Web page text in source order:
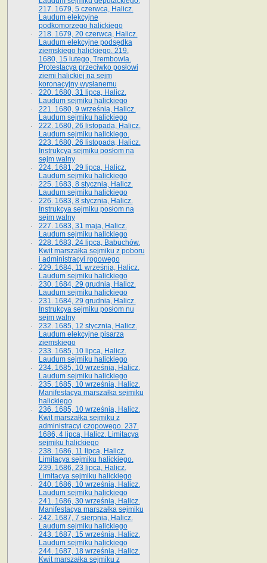
217. 1679, 5 czerwca, Halicz.
Laudum elekcyjne
podkomorzego halickiego
218. 1679, 20 czerwca, Halicz.
Laudum elekcyjne podsędka
ziemskiego halickiego. 219.
1680, 15 lutego, Trembowla.
Protestacya przeciwko posłowi
ziemi halickiej na sejm
koronacyjny wysłanemu
220. 1680, 31 lipca, Halicz.
Laudum sejmiku halickiego
221. 1680, 9 września, Halicz.
Laudum sejmiku halickiego
222. 1680, 26 listopada, Halicz.
Laudum sejmiku halickiego.
223. 1680, 26 listopada, Halicz.
Instrukcya sejmiku posłom na
sejm walny
224. 1681, 29 lipca, Halicz.
Laudum sejmiku halickiego
225. 1683, 8 stycznia, Halicz.
Laudum sejmiku halickiego
226. 1683, 8 stycznia, Halicz.
Instrukcya sejmiku posłom na
sejm walny
227. 1683, 31 maja, Halicz.
Laudum sejmiku halickiego
228. 1683, 24 lipca, Babuchów.
Kwit marszałka sejmiku z poboru
i administracyi rogowego
229. 1684, 11 września, Halicz.
Laudum sejmiku halickiego
230. 1684, 29 grudnia, Halicz.
Laudum sejmiku halickiego
231. 1684, 29 grudnia, Halicz.
Instrukcya sejmiku posłom nu
sejm walny
232. 1685, 12 stycznia, Halicz.
Laudum elekcyjne pisarza
ziemskiego
233. 1685, 10 lipca, Halicz.
Laudum sejmiku halickiego
234. 1685, 10 września, Halicz.
Laudum sejmiku halickiego
235. 1685, 10 września, Halicz.
Manifestacya marszałka sejmiku
halickiego
236. 1685, 10 września, Halicz.
Kwit marszałka sejmiku z
administracyi czopowego. 237.
1686, 4 lipca, Halicz. Limitacya
sejmiku halickiego
238. 1686, 11 lipca, Halicz.
Limitacya sejmiku halickiego.
239. 1686, 23 lipca, Halicz.
Limitacya sejmiku halickiego
240. 1686, 10 września, Halicz.
Laudum sejmiku halickiego
241. 1686, 30 września, Halicz.
Manifestacya marszałka sejmiku
242. 1687, 7 sierpnia, Halicz.
Laudum sejmiku halickiego
243. 1687, 15 września, Halicz.
Laudum sejmiku halickiego
244. 1687, 18 września, Halicz.
Kwit marszałka sejmiku z